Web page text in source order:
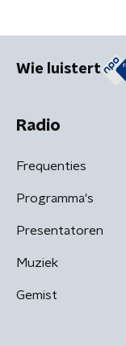
Wie luistert
Radio
Frequenties
Programma's
Presentatoren
Muziek
Gemist